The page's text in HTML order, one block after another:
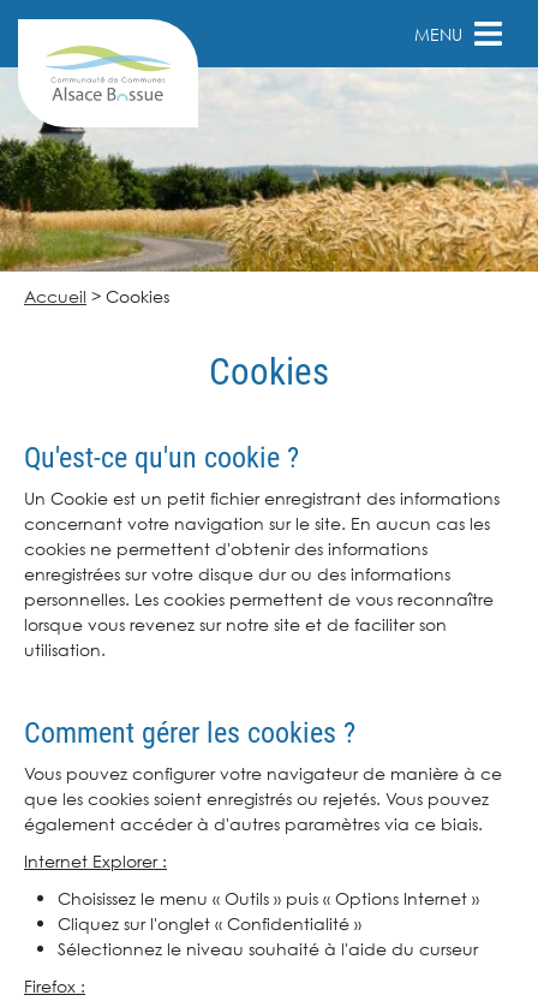
MENU
Accueil > Cookies
Cookies
Qu'est-ce qu'un cookie ?
Un Cookie est un petit fichier enregistrant des informations
concernant votre navigation sur le site. En aucun cas les
cookies ne permettent d'obtenir des informations
enregistrées sur votre disque dur ou des informations
personnelles. Les cookies permettent de vous reconnaître
lorsque vous revenez sur notre site et de faciliter son
utilisation.
Comment gérer les cookies ?
Vous pouvez configurer votre navigateur de manière à ce
que les cookies soient enregistrés ou rejetés. Vous pouvez
également accéder à d'autres paramètres via ce biais.
Internet Explorer :
Choisissez le menu « Outils » puis « Options Internet »
Cliquez sur l'onglet « Confidentialité »
Sélectionnez le niveau souhaité à l'aide du curseur
Firefox :